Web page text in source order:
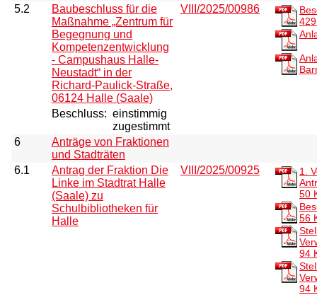
5.2
Baubeschluss für die
Maßnahme „Zentrum für
Begegnung und
Kompetenzentwicklung
- Campushaus Halle-
Neustadt“ in der
Richard-Paulick-Straße,
06124 Halle (Saale)
VIII/2025/00986
Beschluss: einstimmig
zugestimmt
6
Anträge von Fraktionen
und Stadträten
6.1
Antrag der Fraktion Die
Linke im Stadtrat Halle
(Saale) zu
Schulbibliotheken für
Halle
VIII/2025/00925
1.
50
56
94
94